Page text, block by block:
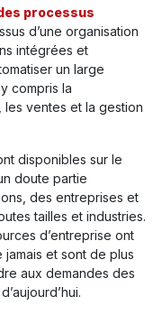
processus
d’une organisation
intégrées et
un large
compris la
les ventes et la gestion
disponibles sur le
doute partie
des entreprises et
tailles et industries.
d’entreprise ont
et sont de plus
aux demandes des